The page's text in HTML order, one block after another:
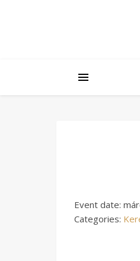
Event date:
Categories: